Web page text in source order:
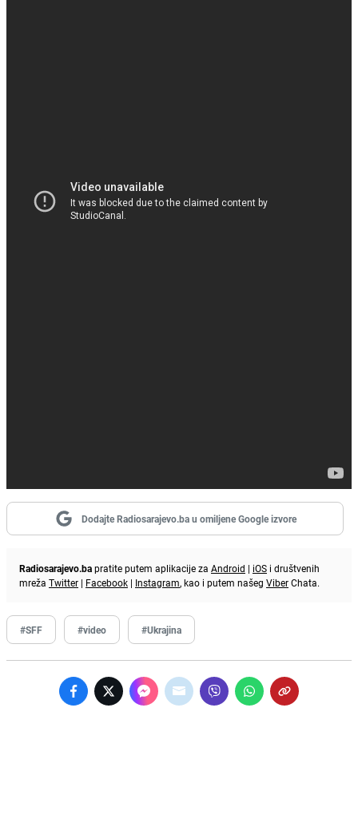
Dodajte Radiosarajevo.ba u omiljene Google izvore
Radiosarajevo.bapratite putem aplikacije za Android | iOS i društvenih
mreža Twitter | Facebook | Instagram, kao i putem našeg ViberChata.
#SFF #video #Ukrajina